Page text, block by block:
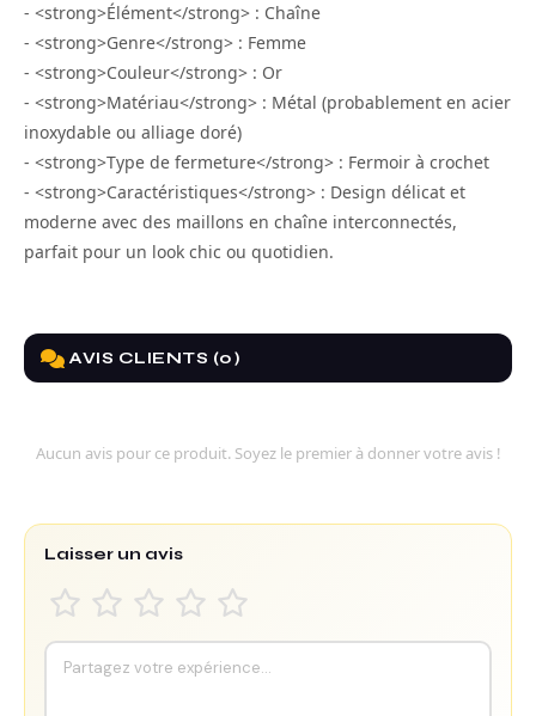
- <strong>Élément</strong> : Chaîne
- <strong>Genre</strong> : Femme
- <strong>Couleur</strong> : Or
- <strong>Matériau</strong> : Métal (probablement en acier
inoxydable ou alliage doré)
- <strong>Type de fermeture</strong> : Fermoir à crochet
- <strong>Caractéristiques</strong> : Design délicat et
moderne avec des maillons en chaîne interconnectés,
parfait pour un look chic ou quotidien.
AVIS CLIENTS (0)
Aucun avis pour ce produit. Soyez le premier à donner votre avis !
Laisser un avis